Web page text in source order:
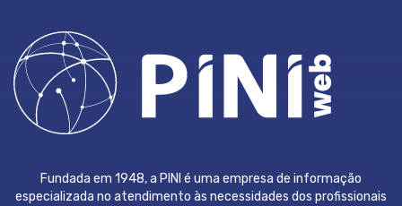
Fundada em 1948, a PINI é uma empresa de informação
especializada no atendimento às necessidades dos profissionais